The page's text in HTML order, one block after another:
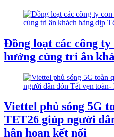
Đồng loạt các công
hưởng cùng tri ân
Viettel phủ sóng 5G
TET26 giúp người
hân hoan kết nối